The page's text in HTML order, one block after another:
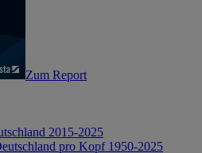
Zum Report
2015-2025
pro Kopf 1950-2025